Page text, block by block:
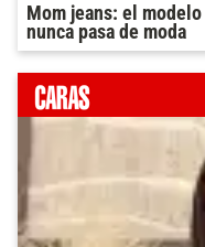
Mom jeans: el
nunca pasa de moda